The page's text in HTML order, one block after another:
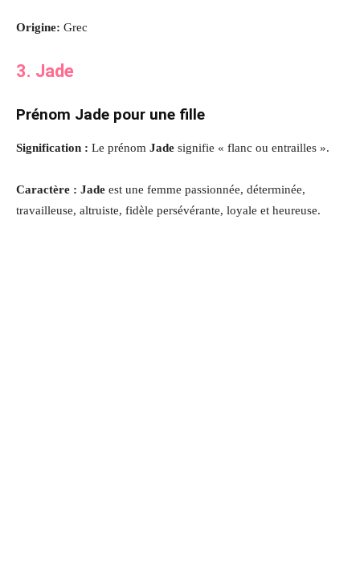
Origine: Grec
3. Jade
Prénom Jade pour une fille
Signification : Le prénom Jade signifie « flanc ou entrailles ».
Caractère : Jade est une femme passionnée, déterminée,
travailleuse, altruiste, fidèle persévérante, loyale et heureuse.